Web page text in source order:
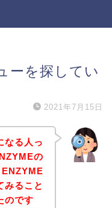
ーを探してい
2021年7月15日
なる人っ
の
みること
のです